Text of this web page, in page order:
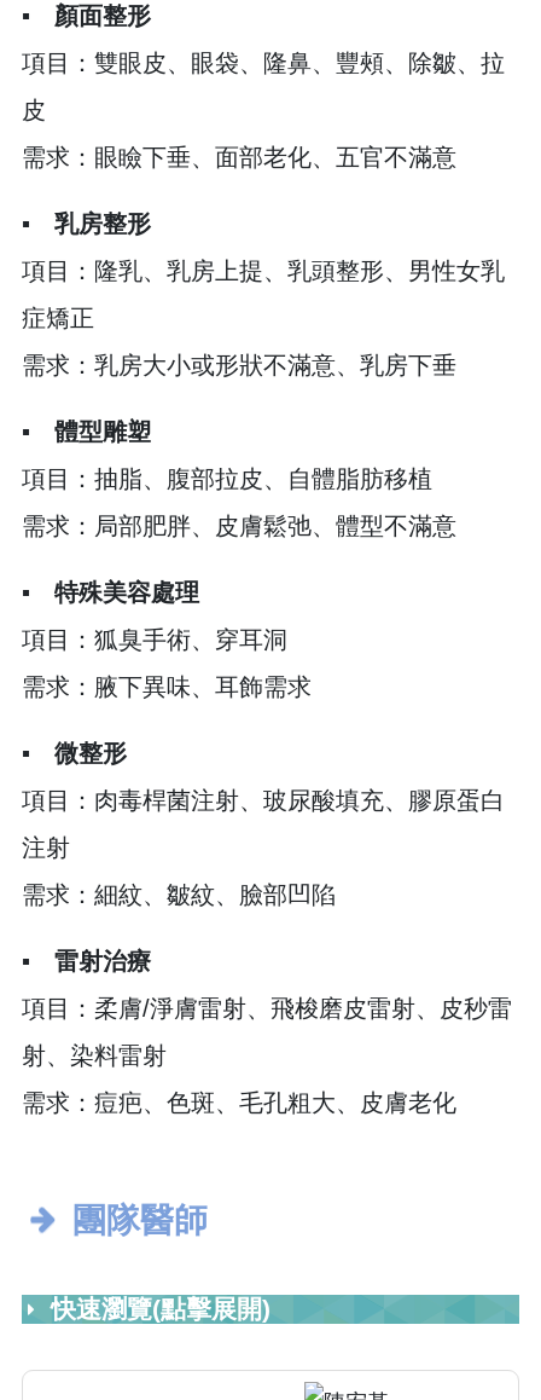
▪︎ 顏面整形
項目：雙眼皮、眼袋、隆鼻、豐頰、除皺、拉
皮
需求：眼瞼下垂、面部老化、五官不滿意
▪︎ 乳房整形
項目：隆乳、乳房上提、乳頭整形、男性女乳
症矯正
需求：乳房大小或形狀不滿意、乳房下垂
▪︎ 體型雕塑
項目：抽脂、腹部拉皮、自體脂肪移植
需求：局部肥胖、皮膚鬆弛、體型不滿意
▪︎ 特殊美容處理
項目：狐臭手術、穿耳洞
需求：腋下異味、耳飾需求
▪︎ 微整形
項目：肉毒桿菌注射、玻尿酸填充、膠原蛋白
注射
需求：細紋、皺紋、臉部凹陷
▪︎ 雷射治療
項目：柔膚/淨膚雷射、飛梭磨皮雷射、皮秒雷
射、染料雷射
需求：痘疤、色斑、毛孔粗大、皮膚老化
團隊醫師
快速瀏覽(點擊展開)